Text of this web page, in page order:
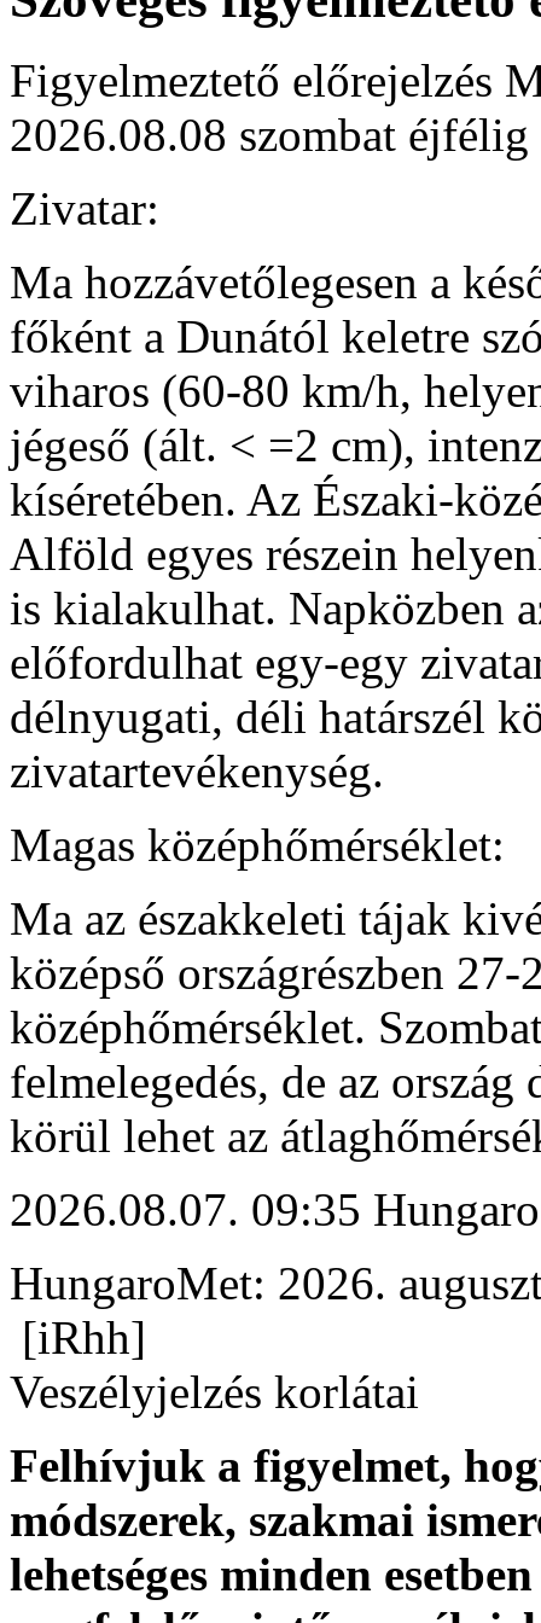
Figyelmeztető előrejelzés
2026.08.08 szombat éjfélig
Zivatar:
Ma hozzávetőlegesen a
főként a Dunától keletre
viharos (60-80 km/h,
jégeső (ált. < =2 cm),
kíséretében. Az Északi-
Alföld egyes részein
is kialakulhat. Napközben
előfordulhat egy-egy
délnyugati, déli határszél
zivatartevékenység.
Magas középhőmérséklet:
Ma az északkeleti tájak
középső országrészben
középhőmérséklet.
felmelegedés, de az
körül lehet az
2026.08.07. 09:35
HungaroMet: 2026.
[iRhh]
Veszélyjelzés korlátai
Felhívjuk a figyelmet,
módszerek, szakmai
lehetséges minden